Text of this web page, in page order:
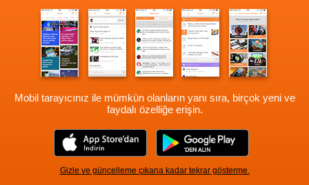
Mobil tarayıcınız ile mümkün olanların yanı sıra, birçok yeni ve
faydalı özelliğe erişin.
Gizle ve güncelleme çıkana kadar tekrar gösterme.